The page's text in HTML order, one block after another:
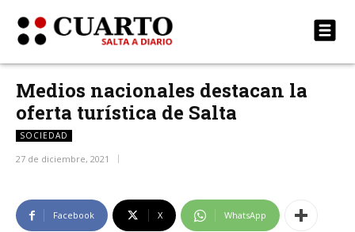
Medios nacionales destacan la
oferta turística de Salta
SOCIEDAD
27 de diciembre, 2021
Facebook X WhatsApp